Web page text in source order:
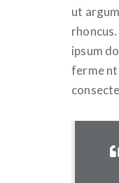
ut
ipsum
ferme